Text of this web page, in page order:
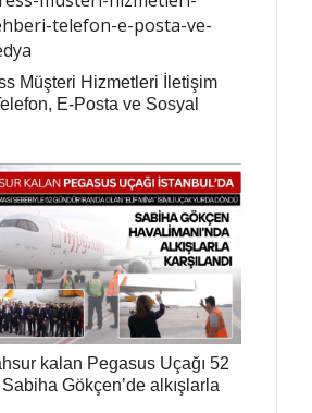
Müşteri Hizmetleri İletişim
E-Posta ve Sosyal
kalan Pegasus Uçağı 52
Gökçen’de alkışlarla